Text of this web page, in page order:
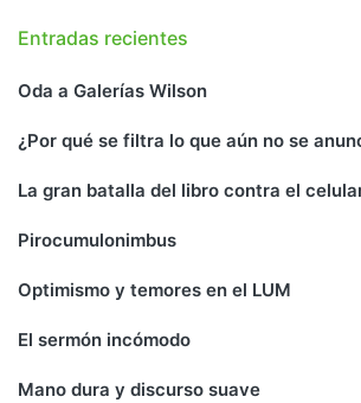
Entradas recientes
Oda a Galerías Wilson
¿Por qué se filtra lo que aún no se
La gran batalla del libro contra el
Pirocumulonimbus
Optimismo y temores en el LUM
El sermón incómodo
Mano dura y discurso suave